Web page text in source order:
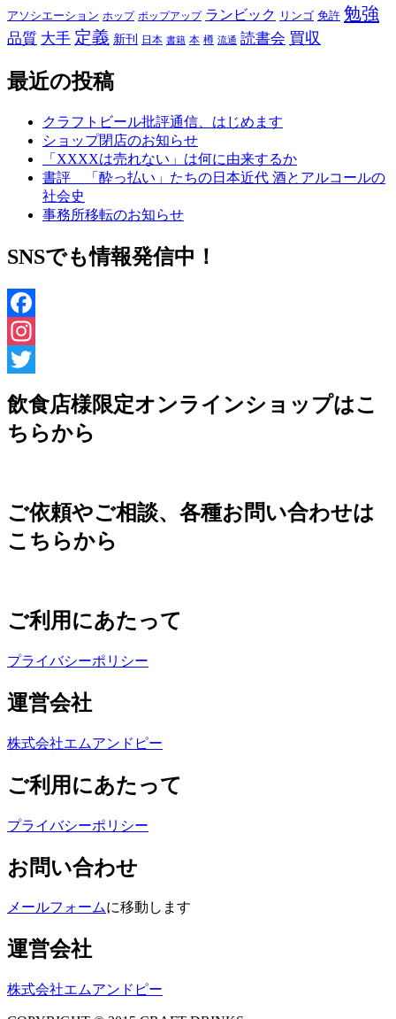
アソシエーション ホップ ポップアップ ランビック リンゴ 免許 勉強
品質 大手 定義 新刊 日本 書籍 本 樽 流通 読書会 買収
最近の投稿
クラフトビール批評通信、はじめます
ショップ閉店のお知らせ
「XXXXは売れない」は何に由来するか
書評 「酔っ払い」たちの日本近代 酒とアルコールの
社会史
事務所移転のお知らせ
SNSでも情報発信中！
Facebook
Instagram
飲食店様限定オンラインショップはこ
ちらから
ご依頼やご相談、各種お問い合わせは
こちらから
ご利用にあたって
プライバシーポリシー
運営会社
株式会社エムアンドピー
ご利用にあたって
プライバシーポリシー
お問い合わせ
メールフォームに移動します
運営会社
株式会社エムアンドピー